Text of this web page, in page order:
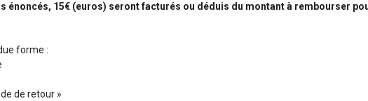
énoncés, 15€ (euros) seront facturés ou déduis du montant à rembourser
forme :
de retour »